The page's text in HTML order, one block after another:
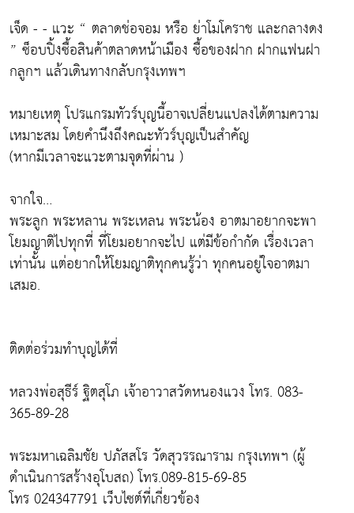
เจ็ด - - แวะ “ ตลาดช่อจอม หรือ ย่าโมโคราช และกลางดง
” ซ็อบปิ้งซื้อสินค้าตลาดหน้าเมือง ซื้อของฝาก ฝากแฟนฝา
กลูกฯ แล้วเดินทางกลับกรุงเทพฯ
หมายเหตุ โปรแกรมทัวร์บุญนี้อาจเปลี่ยนแปลงได้ตามความ
เหมาะสม โดยคำนึงถึงคณะทัวร์บุญเป็นสำคัญ
(หากมีเวลาจะแวะตามจุดที่ผ่าน )
จากใจ…
พระลูก พระหลาน พระเหลน พระน้อง อาตมาอยากจะพา
โยมญาติไปทุกที่ ที่โยมอยากจะไป แต่มีข้อกำกัด เรื่องเวลา
เท่านั้น แต่อยากให้โยมญาติทุกคนรู้ว่า ทุกคนอยู่ใจอาตมา
เสมอ.
ติดต่อร่วมทำบุญได้ที่
หลวงพ่อสุธีร์ ฐิตสุโภ เจ้าอาวาสวัดหนองแวง โทร. 083-
365-89-28
พระมหาเฉลิมชัย ปภัสสโร วัดสุวรรณาราม กรุงเทพฯ (ผู้
ดำเนินการสร้างอุโบสถ) โทร.089-815-69-85
โทร 024347791 เว็บไซต์ที่เกี่ยวข้อง